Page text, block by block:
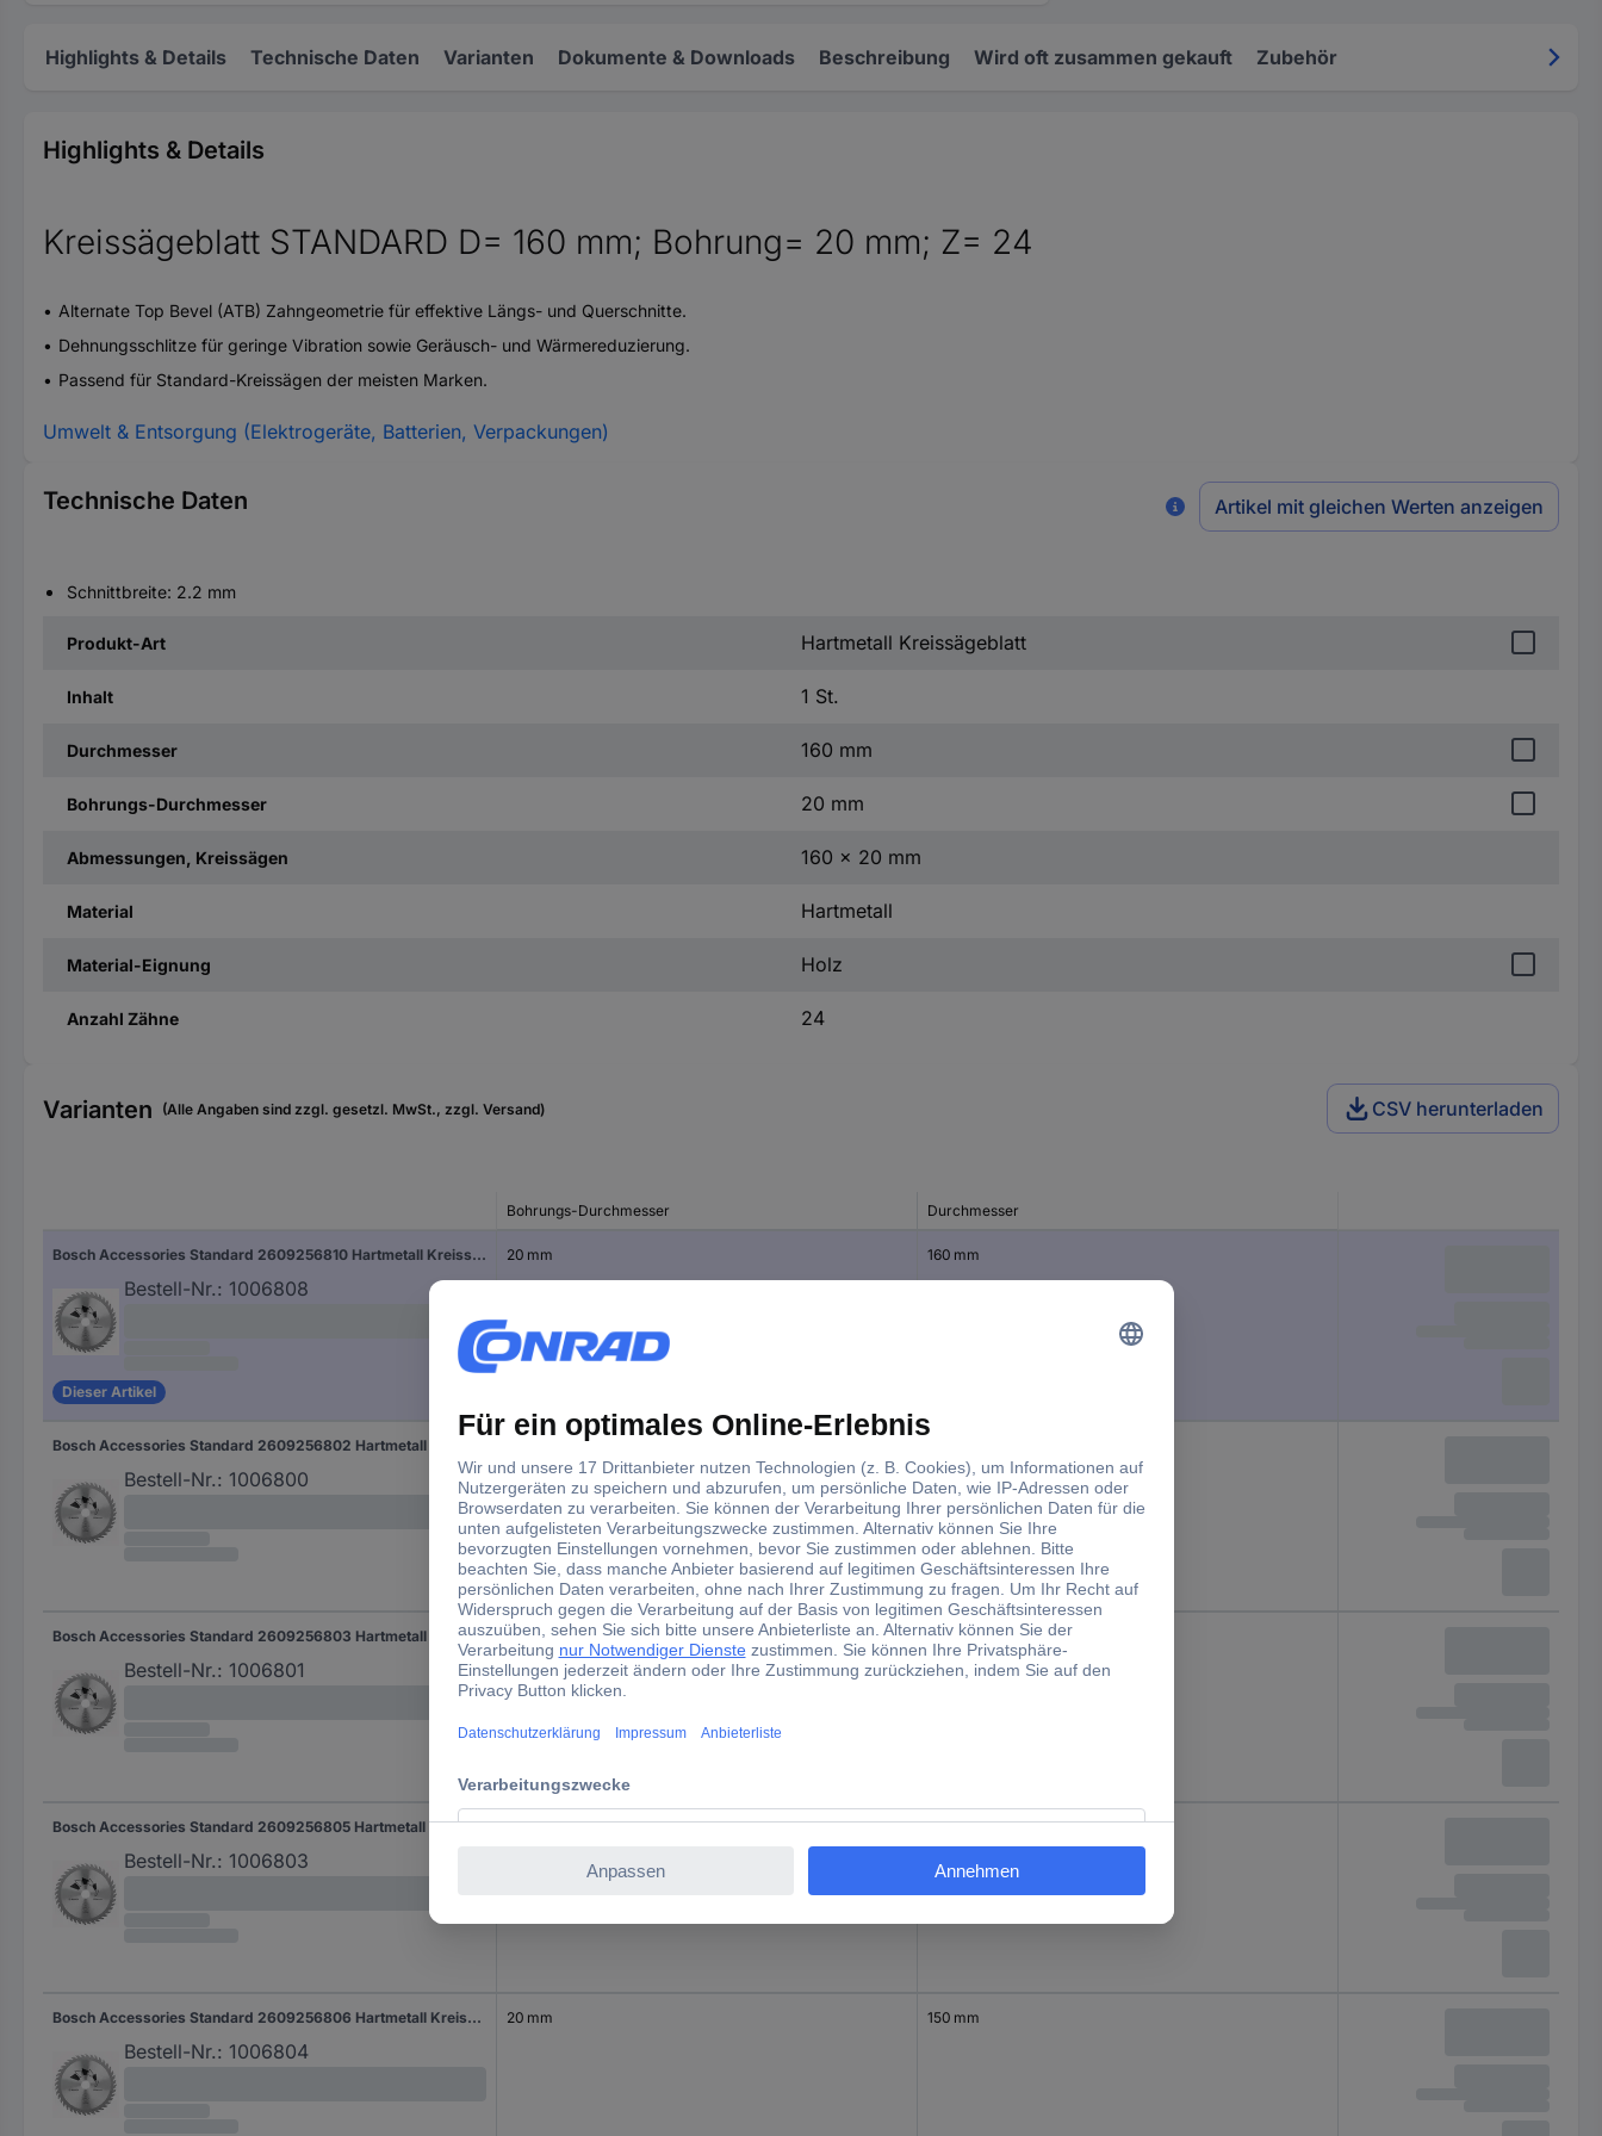
Highlights & Details Technische Daten Varianten Dokumente & Downloads Beschreibung Wird oft zusammen gekauft Zubehör
Highlights & Details
Kreissägeblatt STANDARD D= 160 mm; Bohrung= 20 mm; Z= 24
Alternate Top Bevel (ATB) Zahngeometrie für effektive Längs- und Querschnitte.
Dehnungsschlitze für geringe Vibration sowie Geräusch- und Wärmereduzierung.
Passend für Standard-Kreissägen der meisten Marken.
Umwelt & Entsorgung (Elektrogeräte, Batterien, Verpackungen)
Technische Daten Artikel mit gleichen Werten anzeigen
Schnittbreite: 2.2 mm
Produkt-Art Hartmetall Kreissägeblatt
Inhalt 1 St.
Durchmesser 160 mm
Bohrungs-Durchmesser 20 mm
Abmessungen, Kreissägen 160 x 20 mm
Material Hartmetall
Material-Eignung Holz
Anzahl Zähne 24
Varianten (Alle Angaben sind zzgl. gesetzl. MwSt., zzgl. Versand) CSV herunterladen
Bohrungs-Durchmesser Durchmesser
Bosch Accessories Standard 2609256810 Hartmetall Kreissägeblatt 160 x 20 mm Zähneanzahl: 24 1 St.
Bestell-Nr.: 1006808
Dieser Artikel
20 mm 160 mm
Bestell-Nr.: 1006800
Bosch Accessories Standard 2609256803 Hartmetall Kreissägeblatt 130 x 20 mm Zähneanzahl: 40 1 St.
Bestell-Nr.: 1006801
20 mm 130 mm
Bosch Accessories Standard 2609256805 Hartmetall Kreissägeblatt 140 x 20 mm Zähneanzahl: 40 1 St.
Bestell-Nr.: 1006803
20 mm 140 mm
Bosch Accessories Standard 2609256806 Hartmetall Kreissägeblatt 150 x 20 mm Zähneanzahl: 24 1 St.
Bestell-Nr.: 1006804
20 mm 150 mm